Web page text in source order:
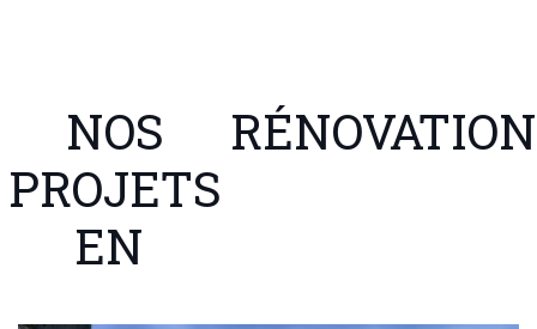
NOS
PROJETS
EN
TYPE DE
RÉNOVATION